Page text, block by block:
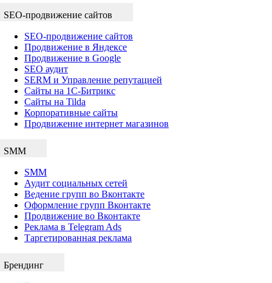
SEO-продвижение сайтов
SEO-продвижение сайтов
Продвижение в Яндексе
Продвижение в Google
SEO аудит
SERM и Управление репутацией
Сайты на 1С-Битрикс
Сайты на Tilda
Корпоративные сайты
Продвижение интернет магазинов
SMM
SMM
Аудит социальных сетей
Ведение групп во Вконтакте
Оформление групп Вконтакте
Продвижение во Вконтакте
Реклама в Telegram Ads
Таргетированная реклама
Брендинг